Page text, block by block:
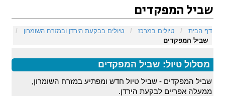
שביל המפקדים
דף הבית
/ טיולים במרכז / טיולים בבקעת הירדן ובמזרח השומרון
/
שביל המפקדים
מסלול טיול: שביל המפקדים
שביל המפקדים - שביל טיול חדש ומפתיע במזרח השומרון,
ממעלה אפריים לבקעת הירדן.